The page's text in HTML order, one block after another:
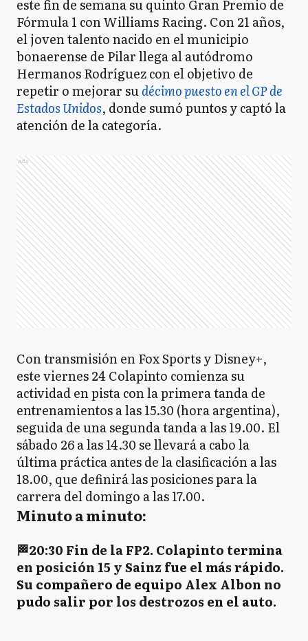
este fin de semana su quinto Gran Premio de
Fórmula 1 con Williams Racing. Con 21 años,
el joven talento nacido en el municipio
bonaerense de Pilar llega al autódromo
Hermanos Rodríguez con el objetivo de
repetir o mejorar sudécimo puesto en el GP de
Estados Unidos, donde sumó puntos y captó la
atención de la categoría.
Ads
Con transmisión en Fox Sports y Disney+,
este viernes 24 Colapinto comienza su
actividad en pista con la primera tanda de
entrenamientos a las 15.30 (hora argentina),
seguida de una segunda tanda a las 19.00. El
sábado 26 a las 14.30 se llevará a cabo la
última práctica antes de la clasificación a las
18.00, que definirá las posiciones para la
carrera del domingo a las 17.00.
Minuto a minuto:
🏁20:30 Fin de la FP2. Colapinto termina
en posición 15 y Sainz fue el más rápido.
Su compañero de equipo Alex Albon no
pudo salir por los destrozos en el auto.